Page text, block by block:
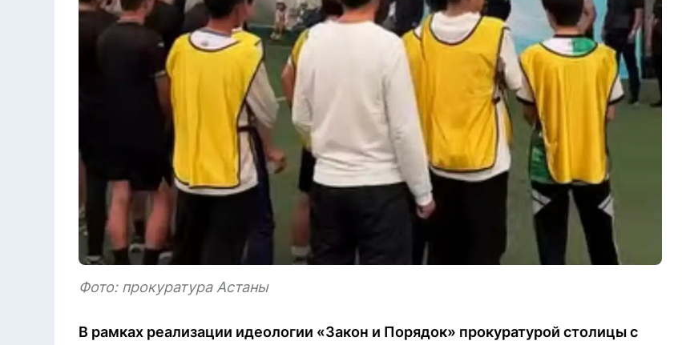
Фото: прокуратура Астаны
В рамках реализации идеологии «Закон и Порядок» прокуратурой столицы с